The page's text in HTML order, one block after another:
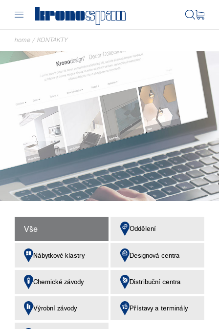
home / KONTAKTY
Vše Oddělení
Nábytkové klastry Designová centra
Chemické závody Distribuční centra
Výrobní závody Přístavy a terminály